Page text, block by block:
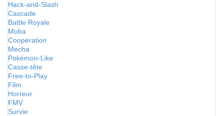
Hack-and-Slash
Cascade
Battle Royale
Moba
Coopération
Mecha
Pokémon-Like
Casse-tête
Free-to-Play
Film
Horreur
FMV
Survie